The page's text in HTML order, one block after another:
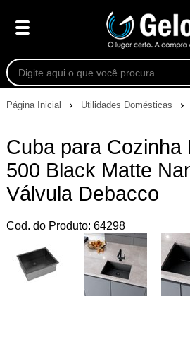
Página Inicial Utilidades Domésticas
Cuba para Cozinha
500 Black Matte
Válvula Debacco
Cod. do Produto: 64298